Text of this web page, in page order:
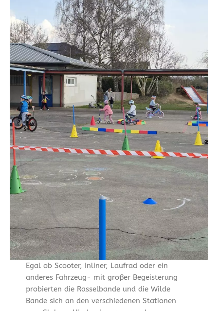
Egal ob Scooter, Inliner, Laufrad oder ein
anderes Fahrzeug- mit großer Begeisterung
probierten die Rasselbande und die Wilde
Bande sich an den verschiedenen Stationen